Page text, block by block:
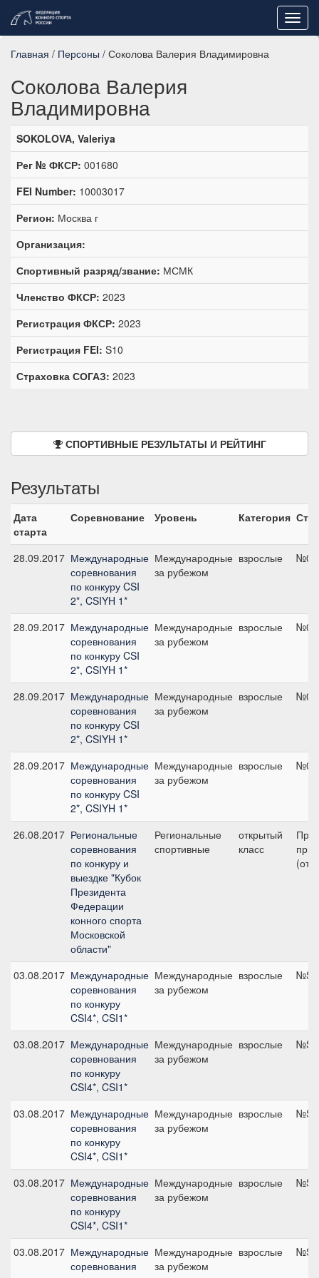
Главная / Персоны / Соколова Валерия Владимировна
Соколова Валерия
Владимировна
SOKOLOVA, Valeriya
Рег № ФКСР: 001680
FEI Number: 10003017
Регион: Москва г
Организация:
Спортивный разряд/звание: МСМК
Членство ФКСР: 2023
Регистрация ФКСР: 2023
Регистрация FEI: S10
Страховка СОГАЗ: 2023
СПОРТИВНЫЕ РЕЗУЛЬТАТЫ И РЕЙТИНГ
Результаты
Дата
старта
Соревнование Уровень Категория
28.09.2017 Международные
соревнования
по конкуру CSI
2*, CSIYH 1*
Международные
за рубежом
взрослые
28.09.2017 Международные
соревнования
по конкуру CSI
2*, CSIYH 1*
Международные
за рубежом
взрослые
28.09.2017 Международные
соревнования
по конкуру CSI
2*, CSIYH 1*
Международные
за рубежом
взрослые
28.09.2017 Международные
соревнования
по конкуру CSI
2*, CSIYH 1*
Международные
за рубежом
взрослые
26.08.2017 Региональные
соревнования
по конкуру и
выездке "Кубок
Президента
Федерации
конного спорта
Московской
области"
Региональные
спортивные
открытый
класс
03.08.2017 Международные
соревнования
по конкуру
CSI4*, CSI1*
Международные
за рубежом
взрослые
03.08.2017 Международные
соревнования
по конкуру
CSI4*, CSI1*
Международные
за рубежом
взрослые
03.08.2017 Международные
соревнования
по конкуру
CSI4*, CSI1*
Международные
за рубежом
взрослые
03.08.2017 Международные
соревнования
по конкуру
CSI4*, CSI1*
Международные
за рубежом
взрослые
03.08.2017 Международные
соревнования
Международные
за рубежом
взрослые